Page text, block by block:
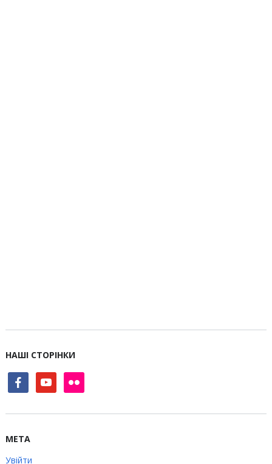
НАШІ СТОРІНКИ
facebookyoutube flickr
МЕТА
Увійти